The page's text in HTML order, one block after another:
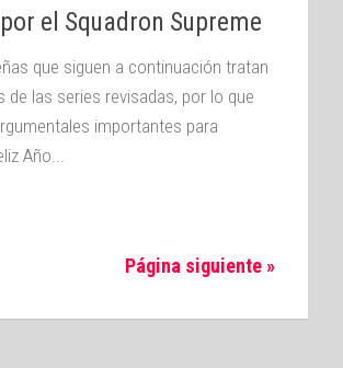
el Squadron Supreme
que siguen a continuación tratan
las series revisadas, por lo que
importantes para
Año...
Página siguiente »